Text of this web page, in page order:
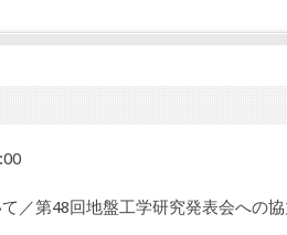
第48回地盤工学研究発表会への協